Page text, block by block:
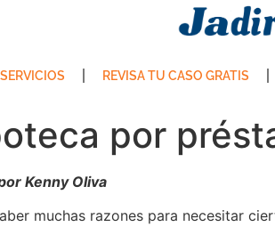
SERVICIOS REVISA TU CASO GRATIS
por
Kenny Oliva
muchas razones para necesitar